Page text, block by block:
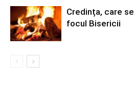
Credința, care
focul Bisericii